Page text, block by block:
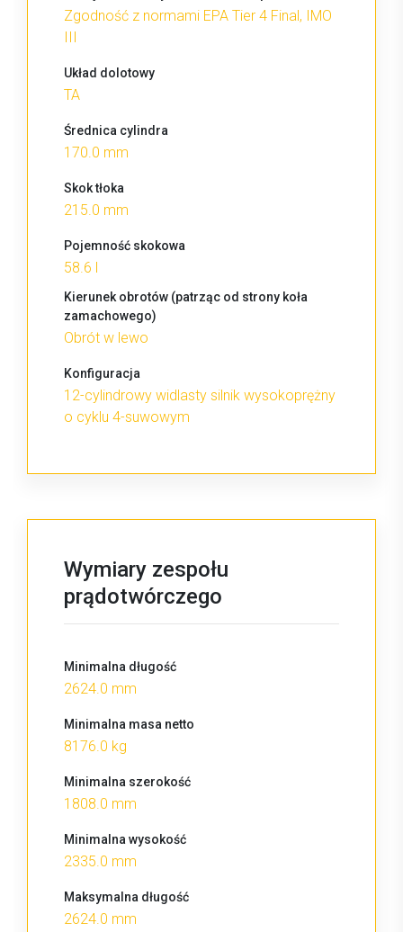
Zgodność z normami EPA Tier 4 Final, IMO
III
Układ dolotowy
TA
Średnica cylindra
170.0 mm
Skok tłoka
215.0 mm
Pojemność skokowa
58.6 l
Kierunek obrotów (patrząc od strony koła
zamachowego)
Obrót w lewo
Konfiguracja
12-cylindrowy widlasty silnik wysokoprężny
o cyklu 4-suwowym
Wymiary zespołu
prądotwórczego
Minimalna długość
2624.0 mm
Minimalna masa netto
8176.0 kg
Minimalna szerokość
1808.0 mm
Minimalna wysokość
2335.0 mm
Maksymalna długość
2624.0 mm